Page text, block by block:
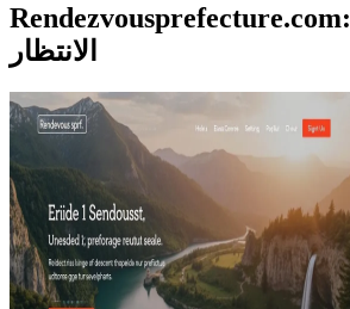
Rendezvousprefecture.com: حلك لتجنب
الانتظار